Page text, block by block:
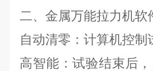
二、 金属万能拉力机软
自动清零：计算机控
高智能：试验结束后